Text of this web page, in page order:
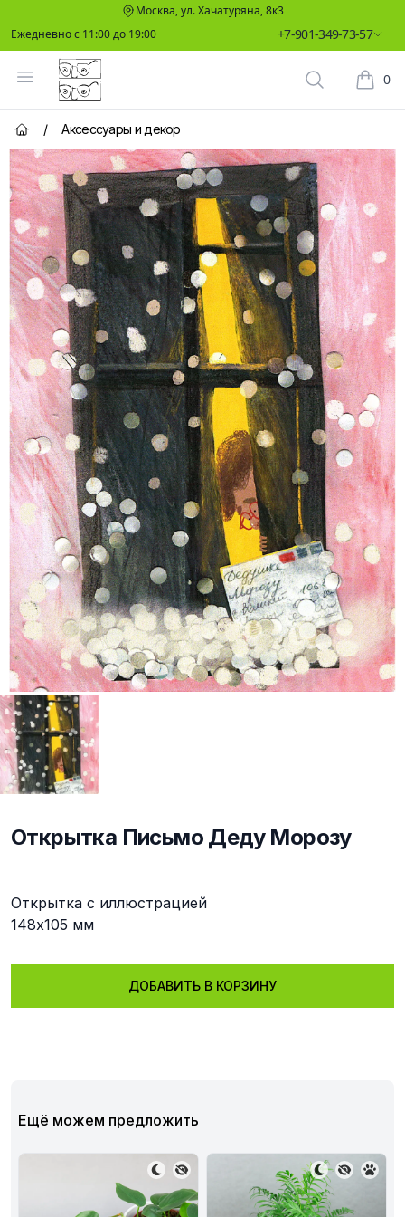
Москва, ул. Хачатуряна, 8к3
Ежедневно с 11:00 до 19:00
+7-901-349-73-57
Открыть меню
Два Ботаника
Поиск
0
Главная страница
/ Аксессуары и декор
Открытка Письмо Деду Морозу
Открытка с иллюстрацией
148х105 мм
ДОБАВИТЬ В КОРЗИНУ
Ещё можем предложить